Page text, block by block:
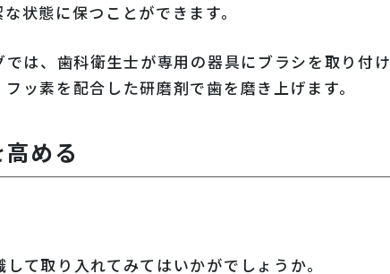
状態に保つことができます。
は、歯科衛生士が専用の器具にブラシを取り付け
ッ素を配合した研磨剤で歯を磨き上げます。
める
て取り入れてみてはいかがでしょうか。